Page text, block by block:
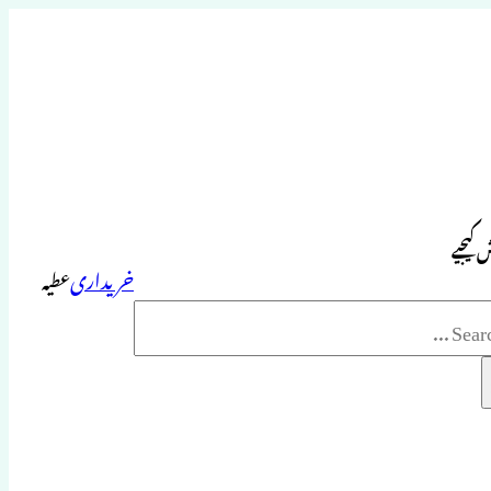
کیجیے
خریداریعطیہ